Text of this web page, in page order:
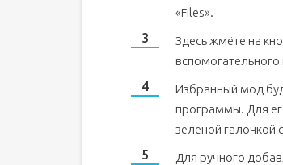
«Files».
Здесь жмёте на
вспомогательного
Избранный мод
программы. Для
зелёной галочкой
Для ручного